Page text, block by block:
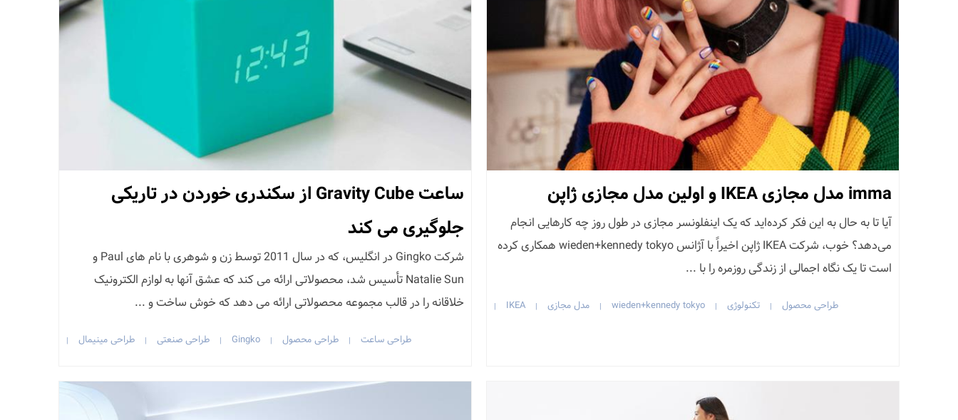
imma مدل مجازی IKEA و اولین مدل مجازی ژاپن
آیا تا به حال به این فکر کرده‌اید که یک اینفلونسر مجازی در طول روز چه کارهایی انجام
می‌دهد؟ خوب، شرکت IKEA ژاپن اخیراً با آژانس wieden+kennedy tokyo همکاری کرده
است تا یک نگاه اجمالی از زندگی روزمره را با ...
طراحی محصول | تکنولوژی |
wieden+kennedy tokyo
| مدل مجازی |
IKEA
|
ساعت Gravity Cube از سکندری خوردن در تاریکی
جلوگیری می کند
شرکت Gingko در انگلیس، که در سال 2011 توسط زن و شوهری با نام های Paul و
Natalie Sun تأسیس شد، محصولاتی ارائه می کند که عشق آنها به لوازم الکترونیک
خلاقانه را در قالب مجموعه محصولاتی ارائه می دهد که خوش ساخت و ...
طراحی ساعت | طراحی محصول |
Gingko
| طراحی صنعتی | طراحی مینیمال |